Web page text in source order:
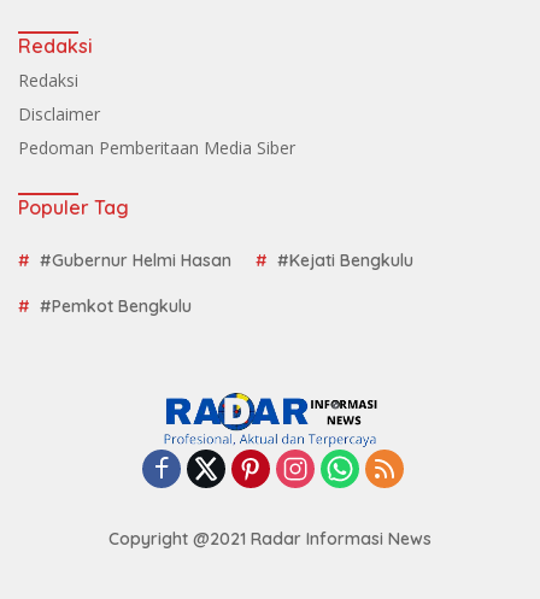
Redaksi
Redaksi
Disclaimer
Pedoman Pemberitaan Media Siber
Populer Tag
#Gubernur Helmi Hasan #Kejati Bengkulu
#Pemkot Bengkulu
Copyright @2021 Radar Informasi News